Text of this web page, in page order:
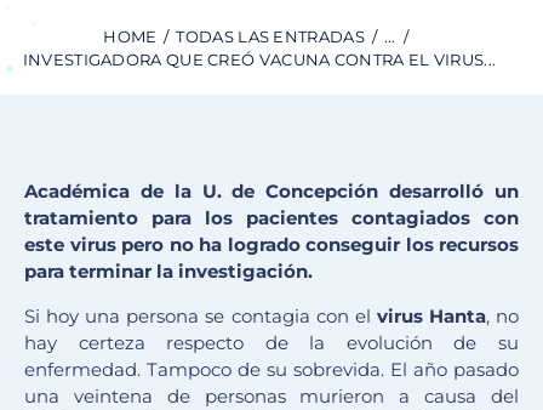
HOME TODAS LAS ENTRADAS
...
INVESTIGADORA QUE CREÓ VACUNA CONTRA EL VIRUS...
Académica de la U. de Concepción desarrolló un
tratamiento para los pacientes contagiados con
este virus pero no ha logrado conseguir los recursos
para terminar la investigación.
Si hoy una persona se contagia con el virus Hanta, no
hay certeza respecto de la evolución de su
enfermedad. Tampoco de su sobrevida. El año pasado
una veintena de personas murieron a causa del